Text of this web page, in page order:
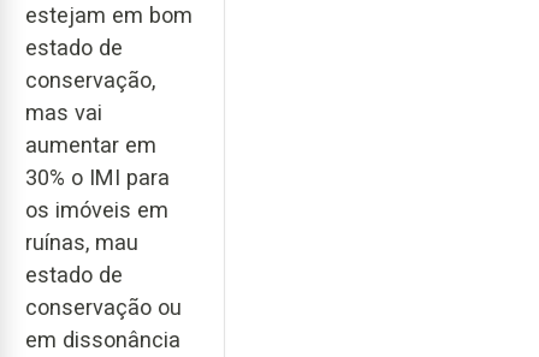
estejam em bom
estado de
conservação,
mas vai
aumentar em
30% o IMI para
os imóveis em
ruínas, mau
estado de
conservação ou
em dissonância